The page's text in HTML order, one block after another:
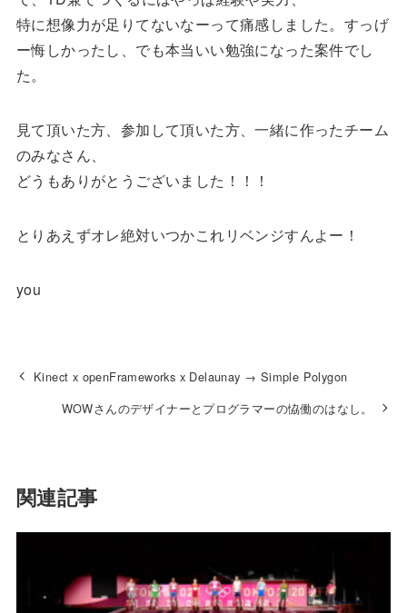
特に想像力が足りてないなーって痛感しました。すっげ
ー悔しかったし、でも本当いい勉強になった案件でし
た。
見て頂いた方、参加して頂いた方、一緒に作ったチーム
のみなさん、
どうもありがとうございました！！！
とりあえずオレ絶対いつかこれリベンジすんよー！
you
Kinect x openFrameworks x Delaunay → Simple Polygon
WOWさんのデザイナーとプログラマーの恊働のはなし。
関連記事